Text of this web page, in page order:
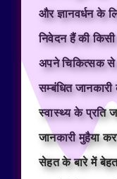
और ज्ञानवर्धन के
निवेदन हैं की
अपने चिकित्सक
सम्बंधित
स्वास्थ्य के प्रति
जानकारी मुहैया
सेहत के बारे में